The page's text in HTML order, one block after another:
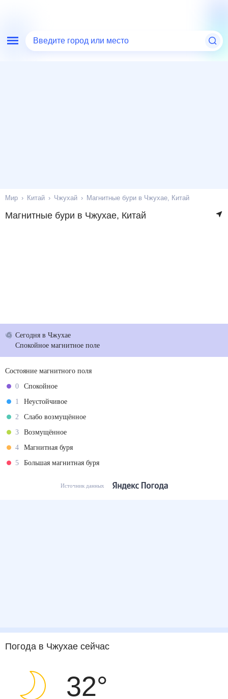
Введите город или место
Мир Китай Чжухай Магнитные бури в Чжухае, Китай
Магнитные бури в Чжухае, Китай
Сегодняв Чжухае
Спокойное магнитное поле
Состояние магнитного поля
0
Спокойное
1
Неустойчивое
2
Слабо возмущённое
3
Возмущённое
4
Магнитная буря
5
Большая магнитная буря
Источник данных
Погода в Чжухае сейчас
32°